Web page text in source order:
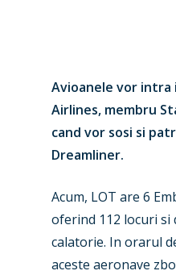
Avioanele vor intra
Airlines, membru
cand vor sosi si
Dreamliner.
Acum, LOT are 6
oferind 112 locuri si
calatorie. In orarul
aceste aeronave